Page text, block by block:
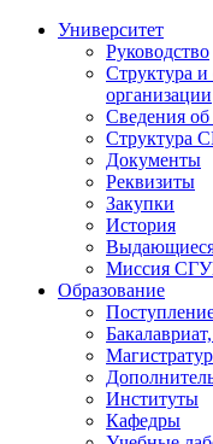
Университет
Руководство
Структура и
организации
Сведения об
Структура
Документы
Реквизиты
Закупки
История
Миссия
Образование
Институты
Кафедры